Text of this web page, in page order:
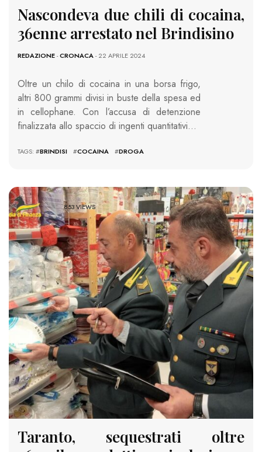
Nascondeva due chili di cocaina,
36enne arrestato nel Brindisino
REDAZIONE-CRONACA- 22 APRILE 2024
Oltre un chilo di cocaina in una borsa frigo,
altri 800 grammi divisi in buste della spesa ed
in cellophane. Con l’accusa di detenzione
finalizzata allo spaccio di ingenti quantitativi…
TAGS: #BRINDISI #COCAINA #DROGA
853 VIEWS
Taranto, sequestrati oltre